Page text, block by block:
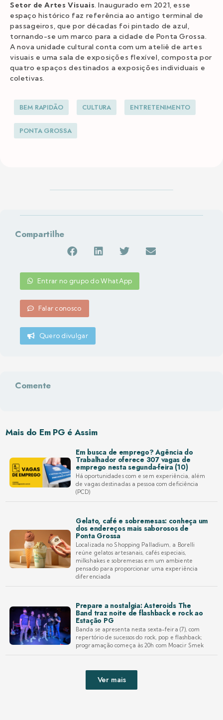
Setor de Artes Visuais. Inaugurado em 2021, esse
espaço histórico faz referência ao antigo terminal de
passageiros, que por décadas foi pintado de azul,
tornando-se um marco para a cidade de Ponta Grossa.
A nova unidade cultural conta com um ateliê de artes
visuais e uma sala de exposições flexível, composta por
quatro espaços destinados a exposições individuais e
coletivas.
BEM RAPIDÃO CULTURA ENTRETENIMENTO
PONTA GROSSA
Compartilhe
Entrar no grupo do WhatApp
Falar conosco
Quero divulgar
Comente
Mais do Em PG é Assim
Em busca de emprego? Agência do
Trabalhador oferece 307 vagas de
emprego nesta segunda-feira (10)
Há oportunidades com e sem experiência, além
de vagas destinadas a pessoa com deficiência
(PCD)
Gelato, café e sobremesas: conheça um
dos endereços mais saborosos de
Ponta Grossa
Localizada no Shopping Palladium, a Borelli
reúne gelatos artesanais, cafés especiais,
milkshakes e sobremesas em um ambiente
pensado para proporcionar uma experiência
diferenciada
Prepare a nostalgia: Asteroids The
Band traz noite de flashback e rock ao
Estação PG
Banda se apresenta nesta sexta-feira (7), com
repertório de sucessos do rock, pop e flashback;
programação começa às 20h com Moacir Smek
Ver mais